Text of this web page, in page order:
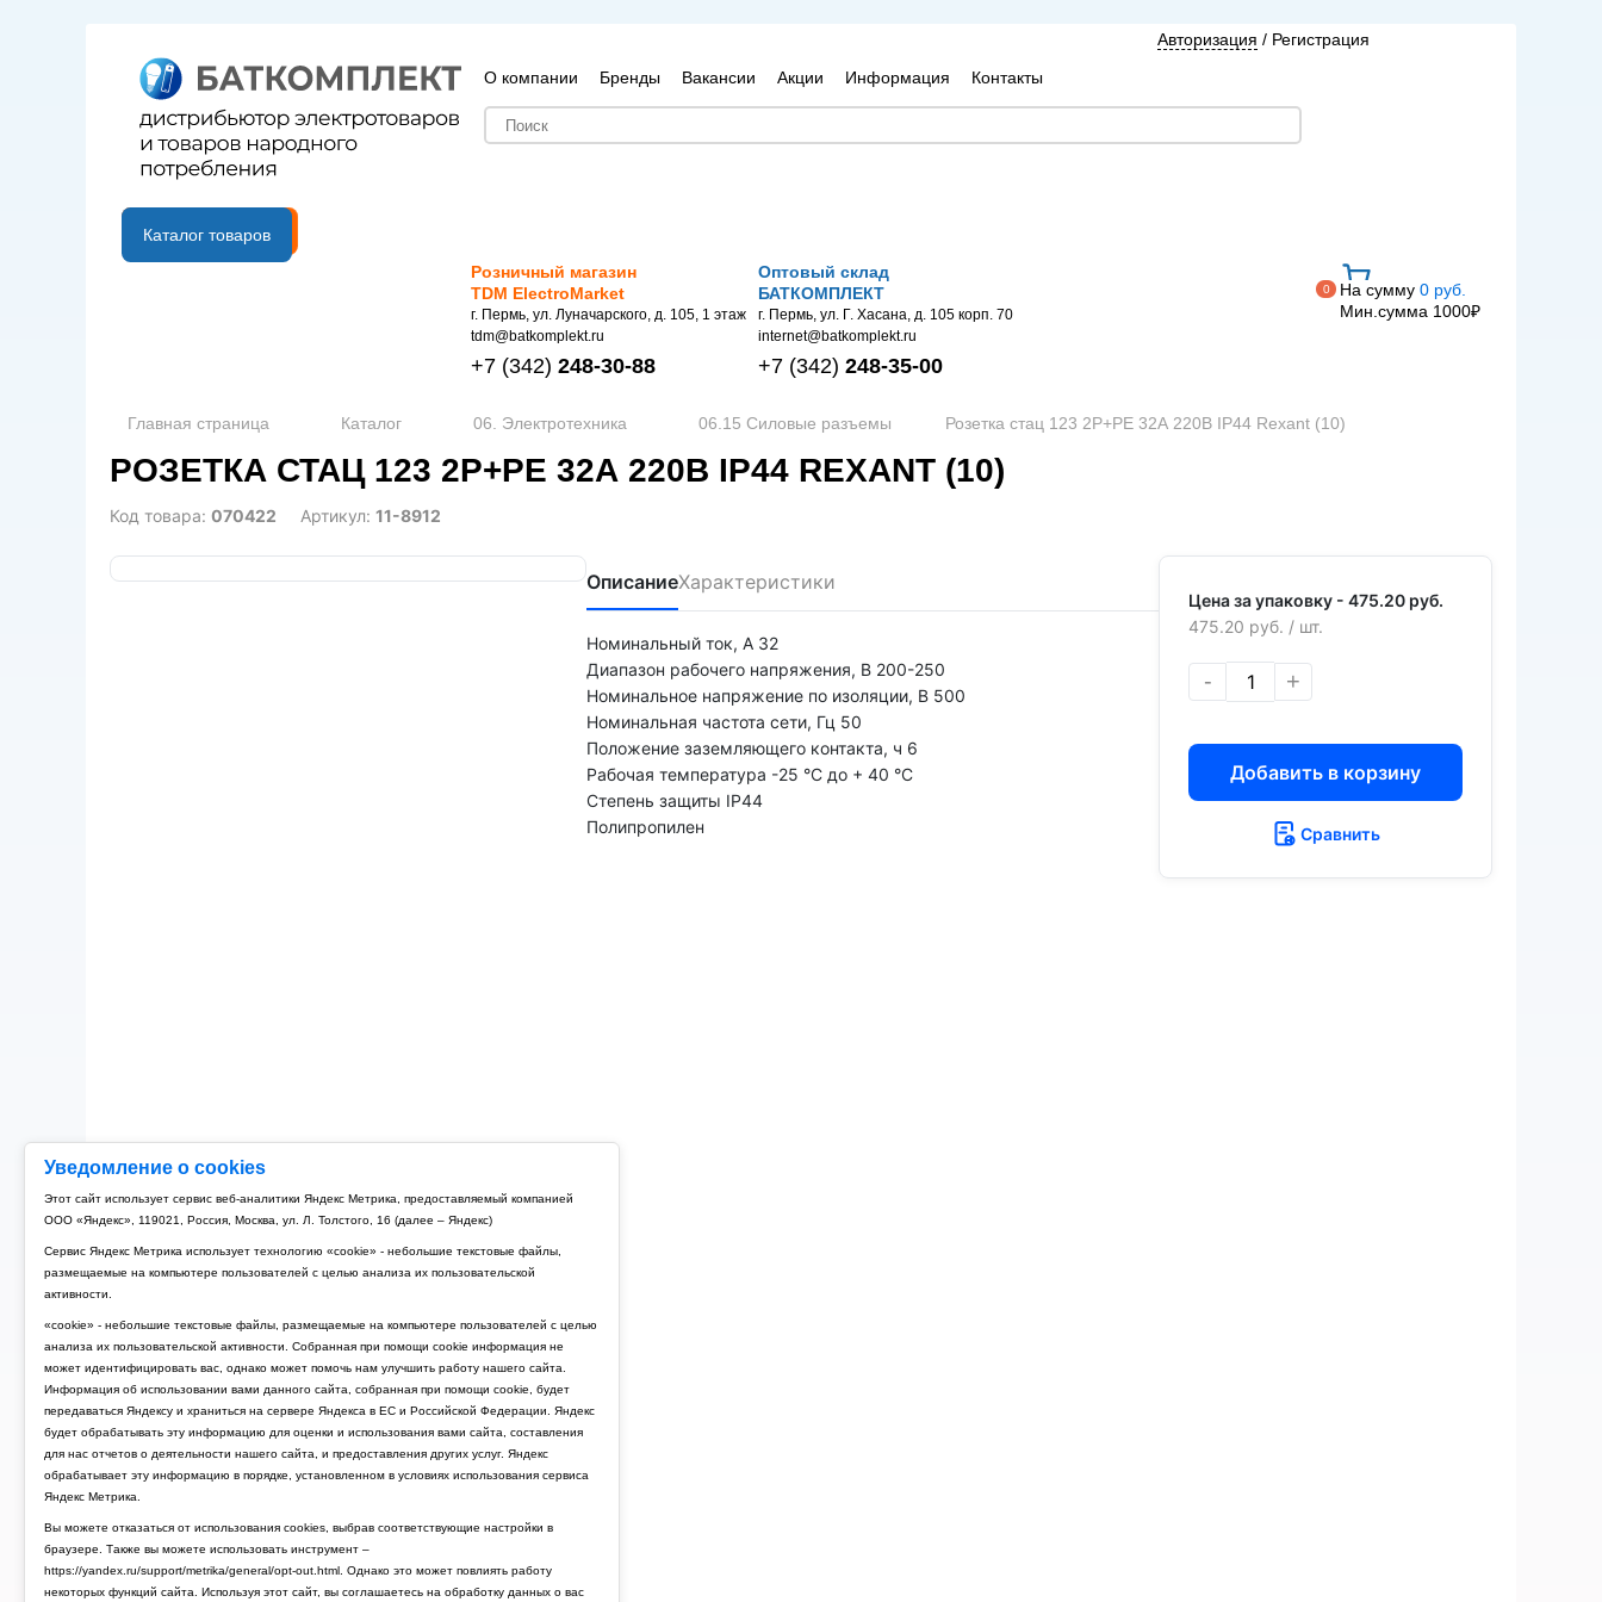
Уведомление о cookies
Этот сайт использует сервис веб-аналитики Яндекс Метрика, предоставляемый компанией
ООО «Яндекс», 119021, Россия, Москва, ул. Л. Толстого, 16 (далее – Яндекс)
Сервис Яндекс Метрика использует технологию «cookie» - небольшие текстовые файлы,
размещаемые на компьютере пользователей с целью анализа их пользовательской
активности.
«cookie» - небольшие текстовые файлы, размещаемые на компьютере пользователей с целью
анализа их пользовательской активности. Собранная при помощи cookie информация не
может идентифицировать вас, однако может помочь нам улучшить работу нашего сайта.
Информация об использовании вами данного сайта, собранная при помощи cookie, будет
передаваться Яндексу и храниться на сервере Яндекса в ЕС и Российской Федерации. Яндекс
будет обрабатывать эту информацию для оценки и использования вами сайта, составления
для нас отчетов о деятельности нашего сайта, и предоставления других услуг. Яндекс
обрабатывает эту информацию в порядке, установленном в условиях использования сервиса
Яндекс Метрика.
Вы можете отказаться от использования cookies, выбрав соответствующие настройки в
браузере. Также вы можете использовать инструмент –
https://yandex.ru/support/metrika/general/opt-out.html. Однако это может повлиять работу
некоторых функций сайта. Используя этот сайт, вы соглашаетесь на обработку данных о вас
О компании Бренды Вакансии Акции Информация Контакты
Авторизация / Регистрация
B2B портал
Каталог товаров
Розничный магазин
TDM ElectroMarket
г. Пермь, ул. Луначарского, д. 105, 1 этаж
tdm@batkomplekt.ru
+7 (342) 248-30-88
Оптовый склад
БАТКОМПЛЕКТ
г. Пермь, ул. Г. Хасана, д. 105 корп. 70
internet@batkomplekt.ru
+7 (342) 248-35-00
0 На сумму 0 руб.
Мин.сумма 1000₽
Главная страница Каталог 06. Электротехника 06.15 Силовые разъемы Розетка стац 123 2Р+РЕ 32А 220В IP44 Rexant (10)
РОЗЕТКА СТАЦ 123 2Р+РЕ 32А 220В IP44 REXANT (10)
Код товара: 070422 Артикул: 11-8912
ОписаниеХарактеристики
Номинальный ток, А 32
Диапазон рабочего напряжения, В 200-250
Номинальное напряжение по изоляции, В 500
Номинальная частота сети, Гц 50
Положение заземляющего контакта, ч 6
Рабочая температура -25 °С до + 40 °С
Степень защиты IP44
Полипропилен
Цена за упаковку - 475.20 руб.
475.20 руб. / шт.
- +
Добавить в корзину
Сравнить